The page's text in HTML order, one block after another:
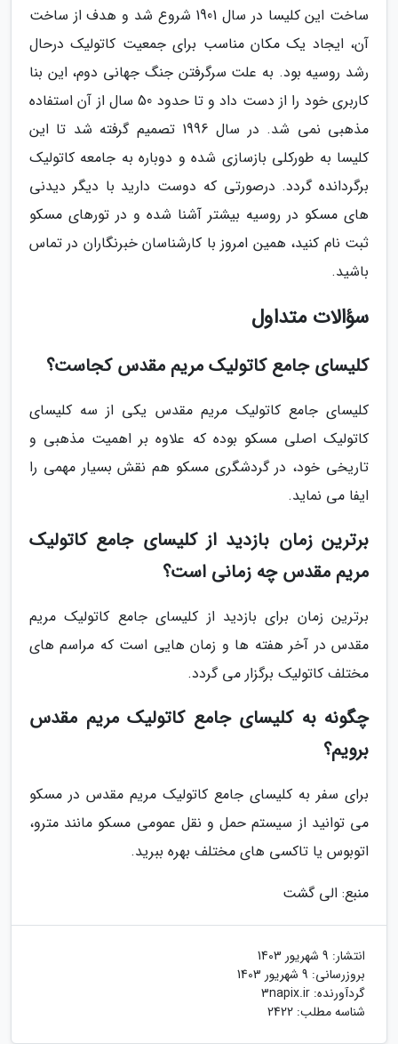
ساخت این کلیسا در سال 1901 شروع شد و هدف از ساخت
آن، ایجاد یک مکان مناسب برای جمعیت کاتولیک درحال
رشد روسیه بود. به علت سرگرفتن جنگ جهانی دوم، این بنا
کاربری خود را از دست داد و تا حدود 50 سال از آن استفاده
مذهبی نمی شد. در سال 1996 تصمیم گرفته شد تا این
کلیسا به طورکلی بازسازی شده و دوباره به جامعه کاتولیک
برگردانده گردد. درصورتی که دوست دارید با دیگر دیدنی
های مسکو در روسیه بیشتر آشنا شده و در تورهای مسکو
ثبت نام کنید، همین امروز با کارشناسان خبرنگاران در تماس
باشید.
سؤالات متداول
کلیسای جامع کاتولیک مریم مقدس کجاست؟
کلیسای جامع کاتولیک مریم مقدس یکی از سه کلیسای
کاتولیک اصلی مسکو بوده که علاوه بر اهمیت مذهبی و
تاریخی خود، در گردشگری مسکو هم نقش بسیار مهمی را
ایفا می نماید.
برترین زمان بازدید از کلیسای جامع کاتولیک
مریم مقدس چه زمانی است؟
برترین زمان برای بازدید از کلیسای جامع کاتولیک مریم
مقدس در آخر هفته ها و زمان هایی است که مراسم های
مختلف کاتولیک برگزار می گردد.
چگونه به کلیسای جامع کاتولیک مریم مقدس
برویم؟
برای سفر به کلیسای جامع کاتولیک مریم مقدس در مسکو
می توانید از سیستم حمل و نقل عمومی مسکو مانند مترو،
اتوبوس یا تاکسی های مختلف بهره ببرید.
منبع: الی گشت
انتشار: 9 شهریور 1403
بروزرسانی: 9 شهریور 1403
گردآورنده: 3napix.ir
شناسه مطلب: 2422